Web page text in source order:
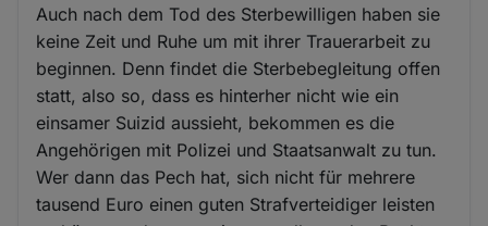
Auch nach dem Tod des Sterbewilligen haben sie
keine Zeit und Ruhe um mit ihrer Trauerarbeit zu
beginnen. Denn findet die Sterbebegleitung offen
statt, also so, dass es hinterher nicht wie ein
einsamer Suizid aussieht, bekommen es die
Angehörigen mit Polizei und Staatsanwalt zu tun.
Wer dann das Pech hat, sich nicht für mehrere
tausend Euro einen guten Strafverteidiger leisten